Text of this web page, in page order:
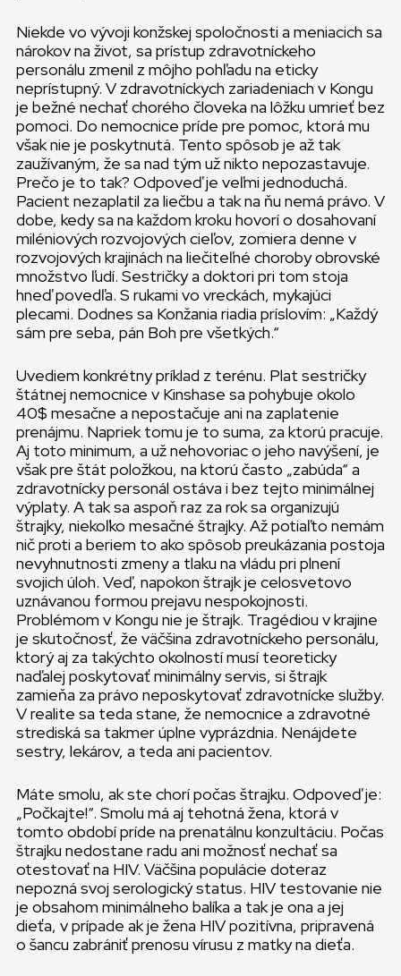
Niekde vo vývoji konžskej spoločnosti a meniacich sa
nárokov na život, sa prístup zdravotníckeho
personálu zmenil z môjho pohľadu na eticky
neprístupný. V zdravotníckych zariadeniach v Kongu
je bežné nechať chorého človeka na lôžku umrieť bez
pomoci. Do nemocnice príde pre pomoc, ktorá mu
však nie je poskytnutá. Tento spôsob je až tak
zaužívaným, že sa nad tým už nikto nepozastavuje.
Prečo je to tak? Odpoveď je veľmi jednoduchá.
Pacient nezaplatil za liečbu a tak na ňu nemá právo. V
dobe, kedy sa na každom kroku hovorí o dosahovaní
miléniových rozvojových cieľov, zomiera denne v
rozvojových krajinách na liečiteľné choroby obrovské
množstvo ľudí. Sestričky a doktori pri tom stoja
hneď povedľa. S rukami vo vreckách, mykajúci
plecami. Dodnes sa Konžania riadia príslovím: „Každý
sám pre seba, pán Boh pre všetkých.“
Uvediem konkrétny príklad z terénu. Plat sestričky
štátnej nemocnice v Kinshase sa pohybuje okolo
40$ mesačne a nepostačuje ani na zaplatenie
prenájmu. Napriek tomu je to suma, za ktorú pracuje.
Aj toto minimum, a už nehovoriac o jeho navýšení, je
však pre štát položkou, na ktorú často „zabúda“ a
zdravotnícky personál ostáva i bez tejto minimálnej
výplaty. A tak sa aspoň raz za rok sa organizujú
štrajky, niekoľko mesačné štrajky. Až potiaľto nemám
nič proti a beriem to ako spôsob preukázania postoja
nevyhnutnosti zmeny a tlaku na vládu pri plnení
svojich úloh. Veď, napokon štrajk je celosvetovo
uznávanou formou prejavu nespokojnosti.
Problémom v Kongu nie je štrajk. Tragédiou v krajine
je skutočnosť, že väčšina zdravotníckeho personálu,
ktorý aj za takýchto okolností musí teoreticky
naďalej poskytovať minimálny servis, si štrajk
zamieňa za právo neposkytovať zdravotnícke služby.
V realite sa teda stane, že nemocnice a zdravotné
strediská sa takmer úplne vyprázdnia. Nenájdete
sestry, lekárov, a teda ani pacientov.
Máte smolu, ak ste chorí počas štrajku. Odpoveď je:
„Počkajte!“. Smolu má aj tehotná žena, ktorá v
tomto období príde na prenatálnu konzultáciu. Počas
štrajku nedostane radu ani možnosť nechať sa
otestovať na HIV. Väčšina populácie doteraz
nepozná svoj serologický status. HIV testovanie nie
je obsahom minimálneho balíka a tak je ona a jej
dieťa, v prípade ak je žena HIV pozitívna, pripravená
o šancu zabrániť prenosu vírusu z matky na dieťa.